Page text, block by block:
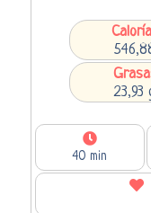
23,93
40 min